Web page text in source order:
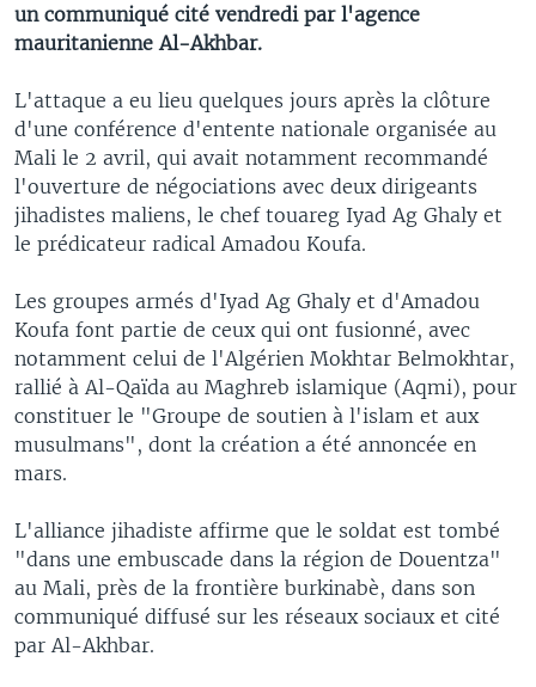
un communiqué cité vendredi par l'agence
mauritanienne Al-Akhbar.
L'attaque a eu lieu quelques jours après la clôture
d'une conférence d'entente nationale organisée au
Mali le 2 avril, qui avait notamment recommandé
l'ouverture de négociations avec deux dirigeants
jihadistes maliens, le chef touareg Iyad Ag Ghaly et
le prédicateur radical Amadou Koufa.
Les groupes armés d'Iyad Ag Ghaly et d'Amadou
Koufa font partie de ceux qui ont fusionné, avec
notamment celui de l'Algérien Mokhtar Belmokhtar,
rallié à Al-Qaïda au Maghreb islamique (Aqmi), pour
constituer le "Groupe de soutien à l'islam et aux
musulmans", dont la création a été annoncée en
mars.
L'alliance jihadiste affirme que le soldat est tombé
"dans une embuscade dans la région de Douentza"
au Mali, près de la frontière burkinabè, dans son
communiqué diffusé sur les réseaux sociaux et cité
par Al-Akhbar.